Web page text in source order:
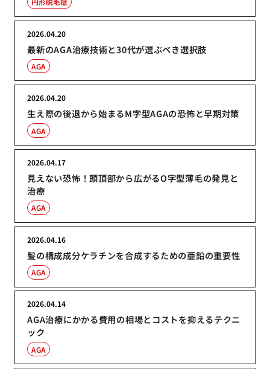
最新のAGA治療技術と30代が選ぶべき選択肢
2026.04.20
AGA
生え際の後退から始まるM字型AGAの恐怖と早期対策
2026.04.20
AGA
見えない恐怖！頭頂部から広がるO字型薄毛の発見と
治療
2026.04.17
AGA
髪の構成成分ケラチンを合成するための亜鉛の重要性
2026.04.16
AGA
AGA治療にかかる費用の相場とコストを抑えるテクニ
ック
2026.04.14
AGA